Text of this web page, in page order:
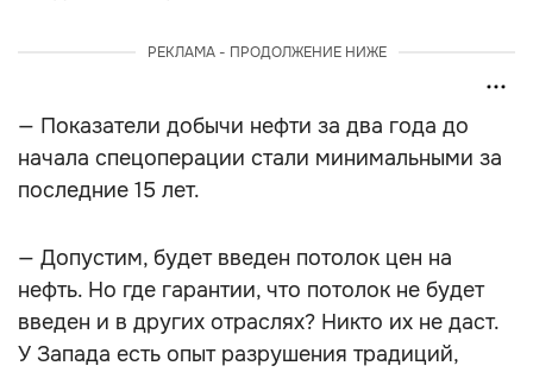
РЕКЛАМА - ПРОДОЛЖЕНИЕ НИЖЕ
— Показатели добычи нефти за два года до
начала спецоперации стали минимальными за
последние 15 лет.
— Допустим, будет введен потолок цен на
нефть. Но где гарантии, что потолок не будет
введен и в других отраслях? Никто их не даст.
У Запада есть опыт разрушения традиций,